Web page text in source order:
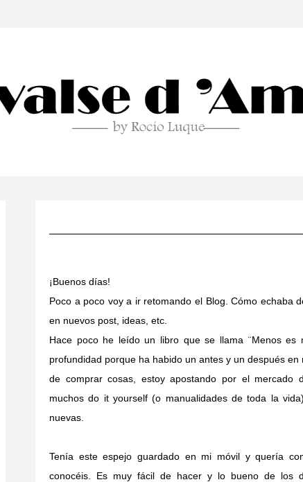
¡Buenos días!
Poco a poco voy a ir retomando el Blog. Cómo echaba
en nuevos post, ideas, etc.
Hace poco he leído un libro que se llama ¨Menos es
profundidad porque ha habido un antes y un después
de comprar cosas, estoy apostando por el mercado
muchos do it yourself (o manualidades de toda la
nuevas.
Tenía este espejo guardado en mi móvil y quería
conocéis. Es muy fácil de hacer y lo bueno de los